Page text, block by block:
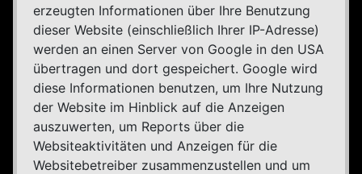
erzeugten Informationen über Ihre Benutzung
dieser Website (einschließlich Ihrer IP-Adresse)
werden an einen Server von Google in den USA
übertragen und dort gespeichert. Google wird
diese Informationen benutzen, um Ihre Nutzung
der Website im Hinblick auf die Anzeigen
auszuwerten, um Reports über die
Websiteaktivitäten und Anzeigen für die
Websitebetreiber zusammenzustellen und um